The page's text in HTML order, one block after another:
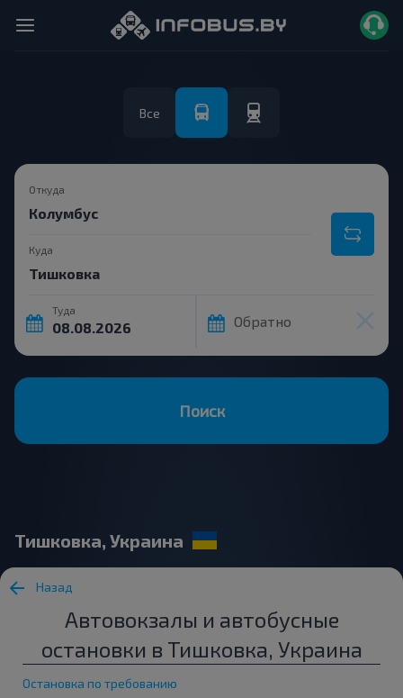
Все
Откуда
Куда
Туда
Обратно
Поиск
Тишковка, Украина
Назад
Автовокзалы и автобусные
остановки в Тишковка, Украина
Остановка по требованию